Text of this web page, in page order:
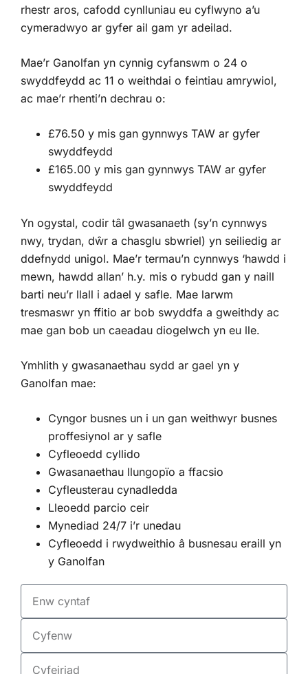
rhestr aros, cafodd cynlluniau eu cyflwyno a’u
cymeradwyo ar gyfer ail gam yr adeilad.
Mae’r Ganolfan yn cynnig cyfanswm o 24 o
swyddfeydd ac 11 o weithdai o feintiau amrywiol,
ac mae’r rhenti’n dechrau o:
£76.50 y mis gan gynnwys TAW ar gyfer
swyddfeydd
£165.00 y mis gan gynnwys TAW ar gyfer
swyddfeydd
Yn ogystal, codir tâl gwasanaeth (sy’n cynnwys
nwy, trydan, dŵr a chasglu sbwriel) yn seiliedig ar
ddefnydd unigol. Mae’r termau’n cynnwys ‘hawdd i
mewn, hawdd allan’ h.y. mis o rybudd gan y naill
barti neu’r llall i adael y safle. Mae larwm
tresmaswr yn ffitio ar bob swyddfa a gweithdy ac
mae gan bob un caeadau diogelwch yn eu lle.
Ymhlith y gwasanaethau sydd ar gael yn y
Ganolfan mae:
Cyngor busnes un i un gan weithwyr busnes
proffesiynol ar y safle
Cyfleoedd cyllido
Gwasanaethau llungopïo a ffacsio
Cyfleusterau cynadledda
Lleoedd parcio ceir
Mynediad 24/7 i’r unedau
Cyfleoedd i rwydweithio â busnesau eraill yn
y Ganolfan